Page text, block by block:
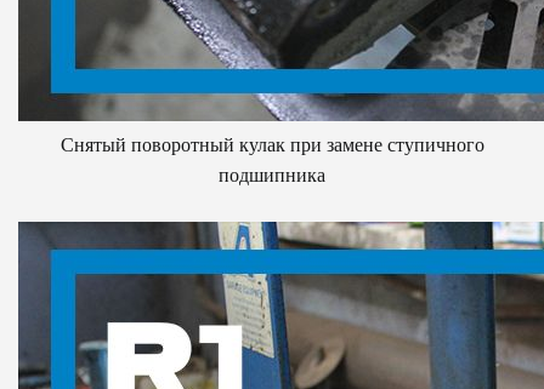
Снятый поворотный кулак при замене ступичного
подшипника